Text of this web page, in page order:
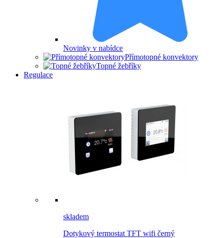
Novinky v nabídce
Přímotopné konvektory
Topné žebříky
Regulace
skladem
Dotykový termostat TFT wifi černý